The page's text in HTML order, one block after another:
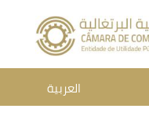
العربية